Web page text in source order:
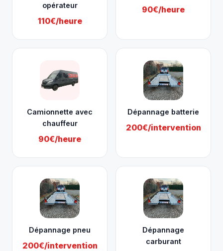
opérateur
110€/heure
90€/heure
Camionnette avec
chauffeur
90€/heure
Dépannage batterie
200€/intervention
Dépannage pneu
200€/intervention
Dépannage
carburant